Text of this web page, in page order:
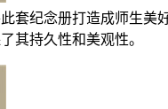
套纪念册打造成师生美
其持久性和美观性。